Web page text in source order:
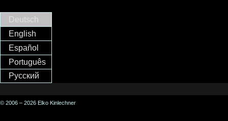
Deutsch
English
Español
Português
Русский
© 2006 – 2026 Elko Kinlechner